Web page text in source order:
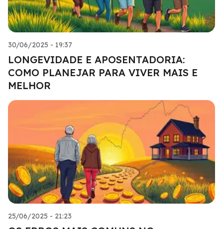
30/06/2025 - 19:37
LONGEVIDADE E APOSENTADORIA:
COMO PLANEJAR PARA VIVER MAIS E
MELHOR
25/06/2025 - 21:23